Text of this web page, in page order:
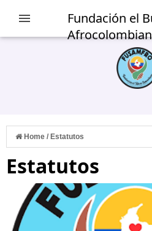
Fundación el
Home / Estatutos
Estatutos